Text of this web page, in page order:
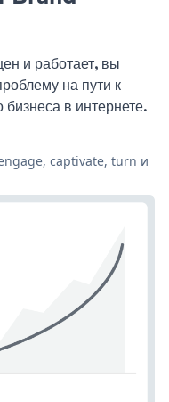
и работает, вы
на пути к
в интернете.
captivate, turn и